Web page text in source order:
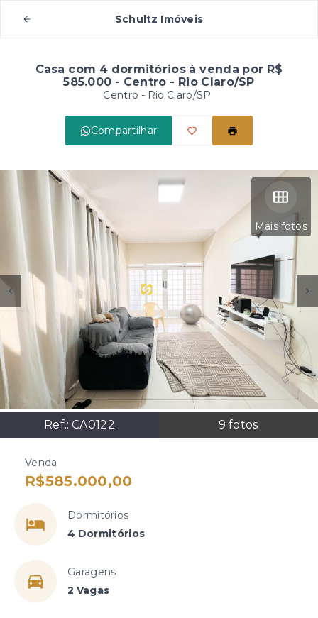
Schultz Imóveis
Casa com 4 dormitórios à venda por R$
585.000 - Centro - Rio Claro/SP
Centro - Rio Claro/SP
Compartilhar
Mais fotos
Ref.:CA0122 9 fotos
Venda
R$585.000,00
Dormitórios
4 Dormitórios
Garagens
2 Vagas